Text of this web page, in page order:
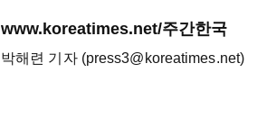
www.koreatimes.net/주간한국
박해련 기자 (press3@koreatimes.net)